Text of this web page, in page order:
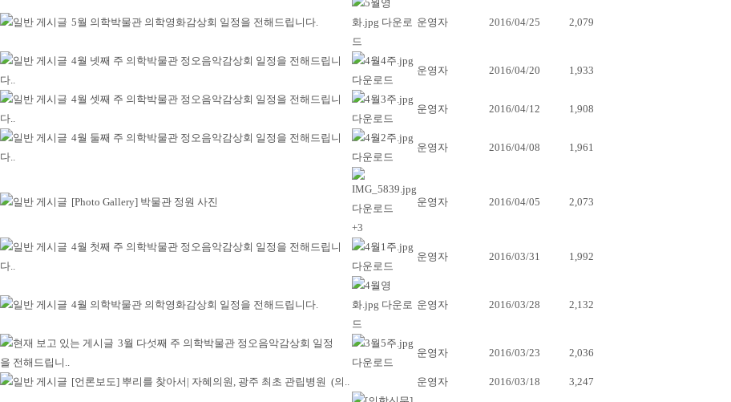
5월 의학박물관 의학영화감상회 일정을 전해드립니다. 운영자 2016/04/25 2,079
4월 넷째 주 의학박물관 정오음악감상회 일정을 전해드립니
다..
운영자 2016/04/20 1,933
4월 셋째 주 의학박물관 정오음악감상회 일정을 전해드립니
다..
운영자 2016/04/12 1,908
4월 둘째 주 의학박물관 정오음악감상회 일정을 전해드립니
다..
운영자 2016/04/08 1,961
[Photo Gallery] 박물관 정원 사진
+3
운영자 2016/04/05 2,073
4월 첫째 주 의학박물관 정오음악감상회 일정을 전해드립니
다..
운영자 2016/03/31 1,992
4월 의학박물관 의학영화감상회 일정을 전해드립니다. 운영자 2016/03/28 2,132
3월 다섯째 주 의학박물관 정오음악감상회 일정
을 전해드립니..
운영자 2016/03/23 2,036
[언론보도] 뿌리를 찾아서| 자혜의원, 광주 최초 관립병원 (의.. 운영자 2016/03/18 3,247